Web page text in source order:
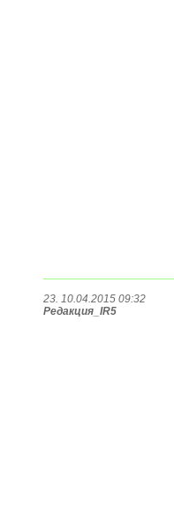
23. 10.04.2015 09:32
Редакция_IR5